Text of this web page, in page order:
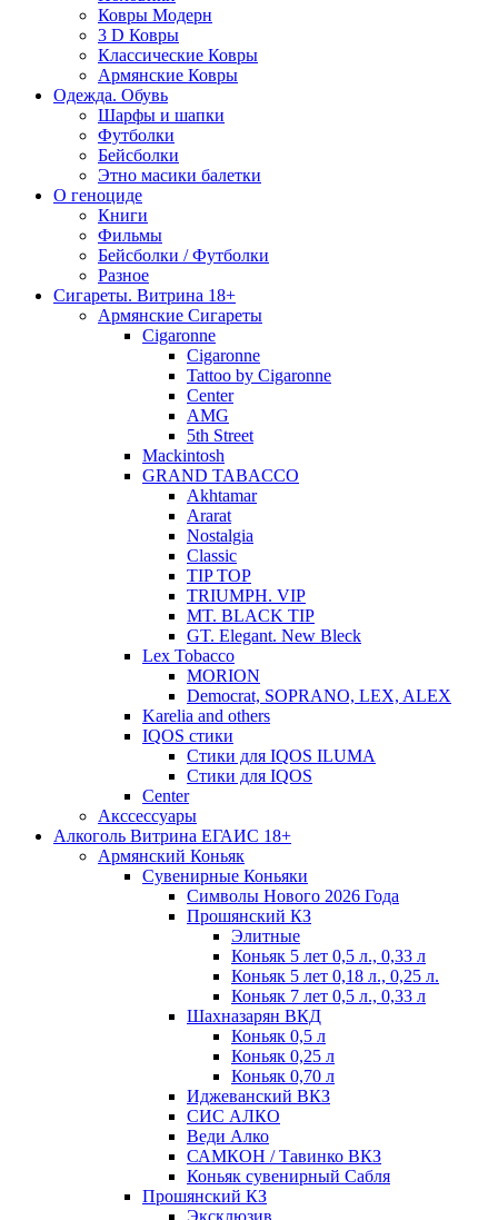
Ковры Модерн
3 D Ковры
Классические Ковры
Армянские Ковры
Одежда. Обувь
Шарфы и шапки
Футболки
Бейсболки
Этно масики балетки
О геноциде
Книги
Фильмы
Бейсболки / Футболки
Разное
Сигареты. Витрина 18+
Армянские Сигареты
Cigaronne
Cigaronne
Tattoo by Cigaronne
Center
AMG
5th Street
Mackintosh
GRAND TABACCO
Akhtamar
Ararat
Nostalgia
Classic
TIP TOP
TRIUMPH. VIP
MT. BLACK TIP
GT. Elegant. New Bleck
Lex Tobacco
MORION
Democrat, SOPRANO, LEX, ALEX
Karelia and others
IQOS стики
Стики для IQOS ILUMA
Стики для IQOS
Сenter
Акссессуары
Алкоголь Витрина ЕГАИС 18+
Армянский Коньяк
Сувенирные Коньяки
Символы Нового 2026 Года
Прошянский КЗ
Элитные
Коньяк 5 лет 0,5 л., 0,33 л
Коньяк 5 лет 0,18 л., 0,25 л.
Коньяк 7 лет 0,5 л., 0,33 л
Шахназарян ВКД
Коньяк 0,5 л
Коньяк 0,25 л
Коньяк 0,70 л
Иджеванский ВКЗ
СИС АЛКО
Веди Алко
САМКОН / Тавинко ВКЗ
Коньяк сувенирный Сабля
Прошянский КЗ
Эксклюзив